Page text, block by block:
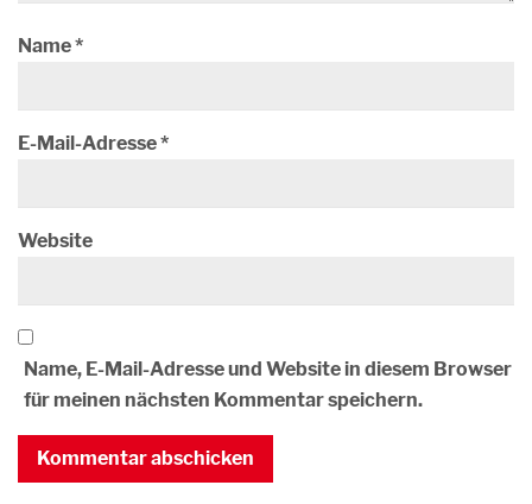
Name*
E-Mail-Adresse*
Website
Name, E-Mail-Adresse und Website in diesem Browser
für meinen nächsten Kommentar speichern.